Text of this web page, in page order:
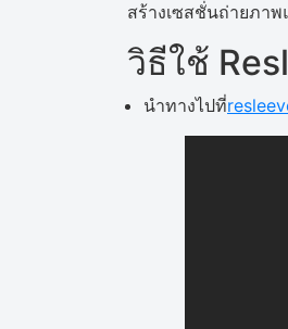
สร้างเซสชั่นถ่ายภา
วิธีใช้
นำทางไปที่